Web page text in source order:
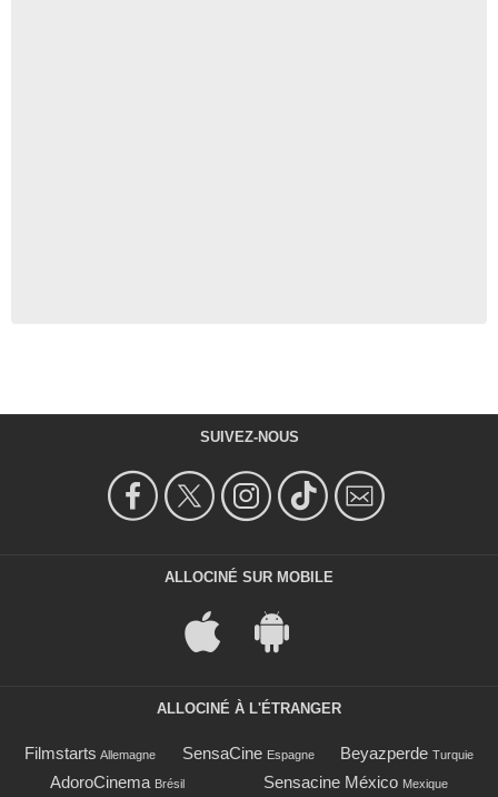
SUIVEZ-NOUS
ALLOCINÉ SUR MOBILE
ALLOCINÉ À L'ÉTRANGER
Filmstarts Allemagne SensaCine Espagne Beyazperde Turquie
AdoroCinema Brésil Sensacine México Mexique